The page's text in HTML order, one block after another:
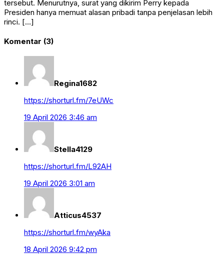
tersebut. Menurutnya, surat yang dikirim Perry kepada
Presiden hanya memuat alasan pribadi tanpa penjelasan lebih
rinci. […]
Komentar (3)
Regina1682
https://shorturl.fm/7eUWc
19 April 2026 3:46 am
Stella4129
https://shorturl.fm/L92AH
19 April 2026 3:01 am
Atticus4537
https://shorturl.fm/wyAka
18 April 2026 9:42 pm